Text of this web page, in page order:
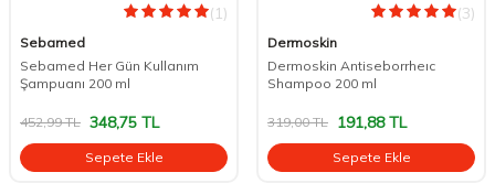
(1)
Sebamed
Sebamed Her Gün Kullanım
Şampuanı 200 ml
452,99TL 348,75 TL
Sepete Ekle
(3)
Dermoskin
Dermoskin Antiseborrheıc
Shampoo 200 ml
319,00TL 191,88TL
Sepete Ekle